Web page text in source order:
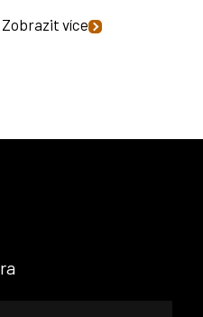
Zobrazit více